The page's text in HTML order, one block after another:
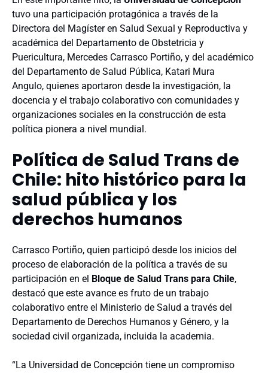
tuvo una participación protagónica a través de la
Directora del Magíster en Salud Sexual y Reproductiva y
académica del Departamento de Obstetricia y
Puericultura, Mercedes Carrasco Portiño, y del académico
del Departamento de Salud Pública, Katari Mura
Angulo, quienes aportaron desde la investigación, la
docencia y el trabajo colaborativo con comunidades y
organizaciones sociales en la construcción de esta
política pionera a nivel mundial.
Política de Salud Trans de
Chile: hito histórico para la
salud pública y los
derechos humanos
Carrasco Portiño, quien participó desde los inicios del
proceso de elaboración de la política a través de su
participación en el Bloque de Salud Trans para Chile,
destacó que este avance es fruto de un trabajo
colaborativo entre el Ministerio de Salud a través del
Departamento de Derechos Humanos y Género, y la
sociedad civil organizada, incluida la academia.
“La Universidad de Concepción tiene un compromiso